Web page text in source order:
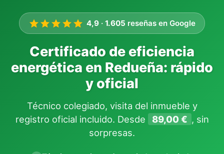
4,9 · 1.605 reseñas en Google
Certificado de eficiencia
energética en Redueña: rápido
y oficial
Técnico colegiado, visita del inmueble y
registro oficial incluido. Desde
89,00 € , sin
sorpresas.